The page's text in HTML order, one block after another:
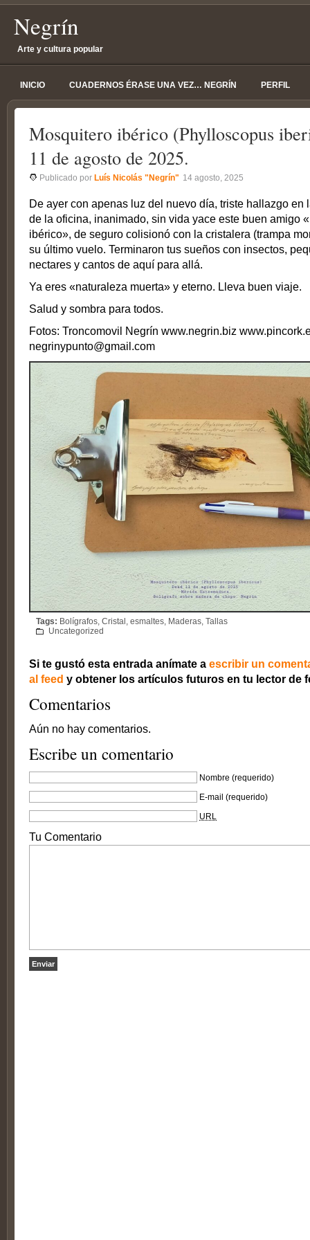
Negrín
Arte y cultura popular
INICIO CUADERNOS ÉRASE UNA VEZ… NEGRÍN PERFIL
Mosquitero ibérico (Phylloscopus
11 de agosto de 2025.
Publicado por Luís Nicolás "Negrín" 14 agosto, 2025
De ayer con apenas luz del nuevo día, triste hallazgo en
de la oficina, inanimado, sin vida yace este buen amigo
ibérico», de seguro colisionó con la cristalera (trampa
su último vuelo. Terminaron tus sueños con insectos,
nectares y cantos de aquí para allá.
Ya eres «naturaleza muerta» y eterno. Lleva buen viaje.
Salud y sombra para todos.
Fotos: Troncomovil Negrín www.negrin.biz
negrinypunto@gmail.com
Tags: Bolígrafos, Cristal , esmaltes, Maderas, Tallas
Uncategorized
Si te gustó esta entrada anímate a escribir un
al feed y obtener los artículos futuros en tu lector de
Comentarios
Aún no hay comentarios.
Escribe un comentario
Nombre (requerido)
E-mail (requerido)
URL
Tu Comentario